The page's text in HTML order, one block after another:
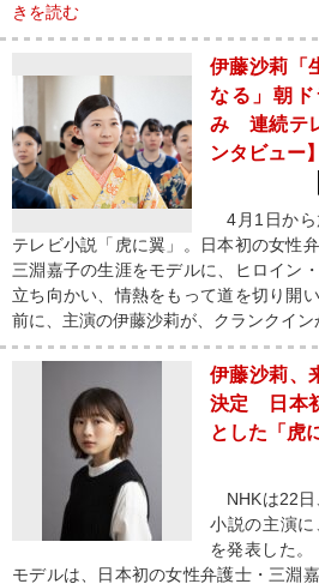
きを読む
伊藤沙莉「
なる」朝
み 連続テ
ンタビュー】
4月1日から
テレビ小説「虎に翼」。日本初の女性
三淵嘉子の生涯をモデルに、ヒロイン
立ち向かい、情熱をもって道を切り開
前に、主演の伊藤沙莉が、クランクイン
伊藤沙莉、
決定 日本
とした「虎
NHKは22日
小説の主演
を発表した
モデルは、日本初の女性弁護士・三淵